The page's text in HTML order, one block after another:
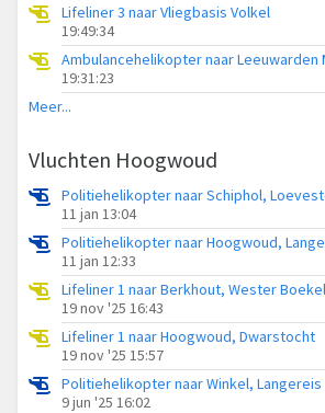
Lifeliner 3 naar Vliegbasis Volkel
19:49:34
19:31:23
Meer...
Vluchten Hoogwoud
11 jan 13:04
Politiehelikopter naar Hoogwoud,
11 jan 12:33
Lifeliner 1 naar Berkhout, Wester
19 nov '25 16:43
Lifeliner 1 naar Hoogwoud, Dwarstocht
19 nov '25 15:57
Politiehelikopter naar Winkel, Langereis
9 jun '25 16:02